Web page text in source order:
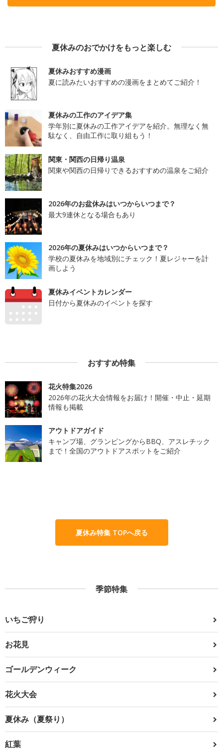
夏休みのおでかけをもっと楽しむ
夏休みおすすめ漫画
夏に読みたいおすすめの漫画をまとめてご紹介！
夏休みの工作のアイデア集
学年別に夏休みの工作アイデアを紹介。無理なく無
駄なく、自由工作に取り組もう！
関東・関西の日帰り温泉
関東や関西の日帰りできるおすすめの温泉をご紹介
2026年のお盆休みはいつからいつまで？
最大9連休となる場合もあり
2026年の夏休みはいつからいつまで？
学校の夏休みを地域別にチェック！夏レジャーを計
画しよう
夏休みイベントカレンダー
日付から夏休みのイベントを探す
おすすめ特集
花火特集2026
2026年の花火大会情報をお届け！開催・中止・延期
情報も掲載
アウトドアガイド
キャンプ場、グランピングからBBQ、アスレチック
まで！全国のアウトドアスポットをご紹介
夏休み特集 TOPへ戻る
季節特集
いちご狩り
お花見
ゴールデンウィーク
花火大会
夏休み（夏祭り）
紅葉